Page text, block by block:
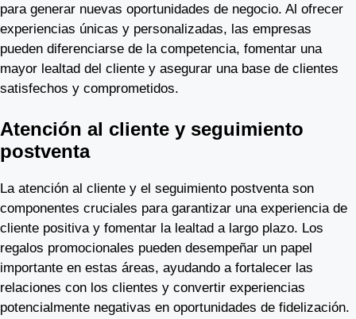
para generar nuevas oportunidades de negocio. Al ofrecer
experiencias únicas y personalizadas, las empresas
pueden diferenciarse de la competencia, fomentar una
mayor lealtad del cliente y asegurar una base de clientes
satisfechos y comprometidos.
Atención al cliente y seguimiento
postventa
La atención al cliente y el seguimiento postventa son
componentes cruciales para garantizar una experiencia de
cliente positiva y fomentar la lealtad a largo plazo. Los
regalos promocionales pueden desempeñar un papel
importante en estas áreas, ayudando a fortalecer las
relaciones con los clientes y convertir experiencias
potencialmente negativas en oportunidades de fidelización.